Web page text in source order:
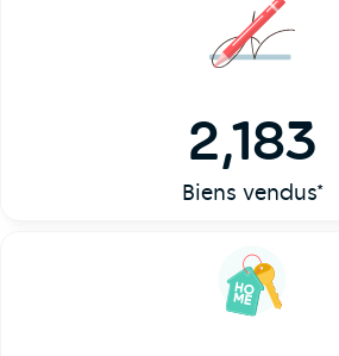
2,183
Biens vendus*